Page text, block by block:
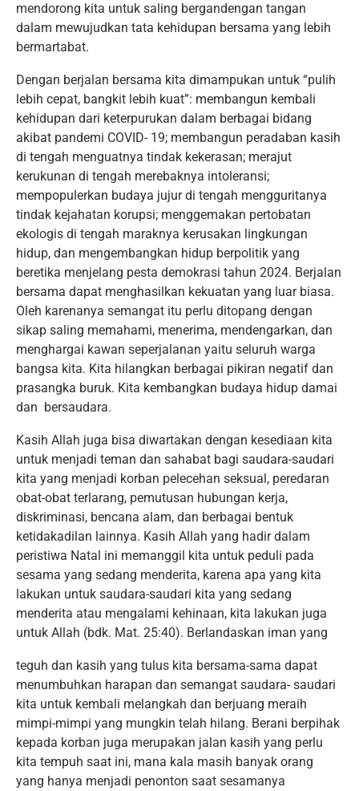
mendorong kita untuk saling bergandengan tangan
dalam mewujudkan tata kehidupan bersama yang lebih
bermartabat.
Dengan berjalan bersama kita dimampukan untuk “pulih
lebih cepat, bangkit lebih kuat”: membangun kembali
kehidupan dari keterpurukan dalam berbagai bidang
akibat pandemi COVID- 19; membangun peradaban kasih
di tengah menguatnya tindak kekerasan; merajut
kerukunan di tengah merebaknya intoleransi;
mempopulerkan budaya jujur di tengah mengguritanya
tindak kejahatan korupsi; menggemakan pertobatan
ekologis di tengah maraknya kerusakan lingkungan
hidup, dan mengembangkan hidup berpolitik yang
beretika menjelang pesta demokrasi tahun 2024. Berjalan
bersama dapat menghasilkan kekuatan yang luar biasa.
Oleh karenanya semangat itu perlu ditopang dengan
sikap saling memahami, menerima, mendengarkan, dan
menghargai kawan seperjalanan yaitu seluruh warga
bangsa kita. Kita hilangkan berbagai pikiran negatif dan
prasangka buruk. Kita kembangkan budaya hidup damai
dan bersaudara.
Kasih Allah juga bisa diwartakan dengan kesediaan kita
untuk menjadi teman dan sahabat bagi saudara-saudari
kita yang menjadi korban pelecehan seksual, peredaran
obat-obat terlarang, pemutusan hubungan kerja,
diskriminasi, bencana alam, dan berbagai bentuk
ketidakadilan lainnya. Kasih Allah yang hadir dalam
peristiwa Natal ini memanggil kita untuk peduli pada
sesama yang sedang menderita, karena apa yang kita
lakukan untuk saudara-saudari kita yang sedang
menderita atau mengalami kehinaan, kita lakukan juga
untuk Allah (bdk. Mat. 25:40). Berlandaskan iman yang
teguh dan kasih yang tulus kita bersama-sama dapat
menumbuhkan harapan dan semangat saudara- saudari
kita untuk kembali melangkah dan berjuang meraih
mimpi-mimpi yang mungkin telah hilang. Berani berpihak
kepada korban juga merupakan jalan kasih yang perlu
kita tempuh saat ini, mana kala masih banyak orang
yang hanya menjadi penonton saat sesamanya